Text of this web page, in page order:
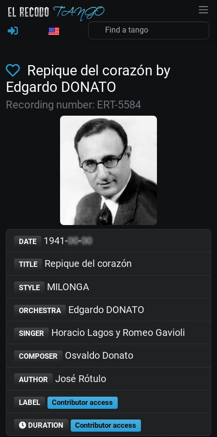
Repique del corazón by
Edgardo DONATO
Recording number: ERT-5584
DATE 1941-00-00
TITLE Repique del corazón
STYLE MILONGA
ORCHESTRA Edgardo DONATO
SINGER Horacio Lagos y Romeo Gavioli
COMPOSER Osvaldo Donato
AUTHOR José Rótulo
LABEL Contributor access
DURATION Contributor access